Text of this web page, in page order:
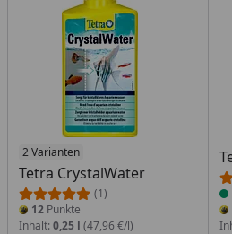
2 Varianten
Tetra CrystalWater
(1)
12 Punkte
Inhalt: 0,25 l (47,96 €/l)